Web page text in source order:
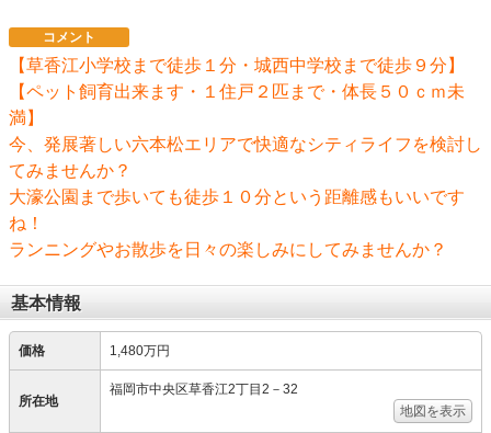
コメント
【草香江小学校まで徒歩１分・城西中学校まで徒歩９分】
【ペット飼育出来ます・１住戸２匹まで・体長５０ｃｍ未
満】
今、発展著しい六本松エリアで快適なシティライフを検討し
てみませんか？
大濠公園まで歩いても徒歩１０分という距離感もいいです
ね！
ランニングやお散歩を日々の楽しみにしてみませんか？
基本情報
価格 1,480万円
所在地
福岡市中央区草香江2丁目2－32
地図を表示